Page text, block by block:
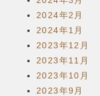
2024年2月
2024年1月
2023年12月
2023年11月
2023年10月
2023年9月